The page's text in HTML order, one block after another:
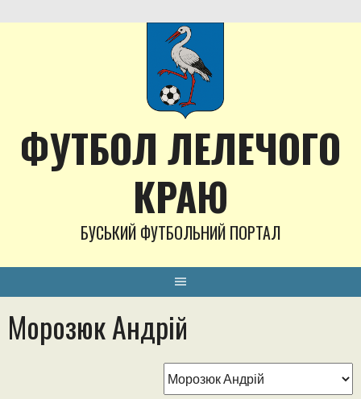
to
ФУТБОЛ ЛЕЛЕЧОГО
КРАЮ
БУСЬКИЙ ФУТБОЛЬНИЙ ПОРТАЛ
Морозюк Андрій